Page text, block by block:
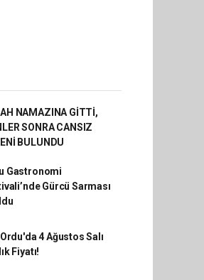
NAMAZINA GİTTİ,
SONRA CANSIZ
BULUNDU
Gastronomi
Gürcü Sarması
4 Ağustos Salı
Fiyatı!